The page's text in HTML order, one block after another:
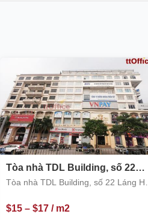
Tòa nhà TDL Building, số 22
Láng Hạ, Đống Đa
Tòa nhà TDL Building, số 22 Láng Hạ,
$15– $17/ m2